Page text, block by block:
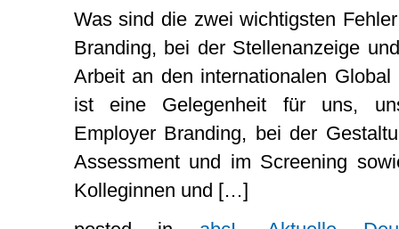
Was sind die zwei wichtigsten
Branding, bei der Stellenanzeige
Arbeit an den internationalen
ist eine Gelegenheit für uns,
Employer Branding, bei der
Assessment und im Screening
Kolleginnen und […]